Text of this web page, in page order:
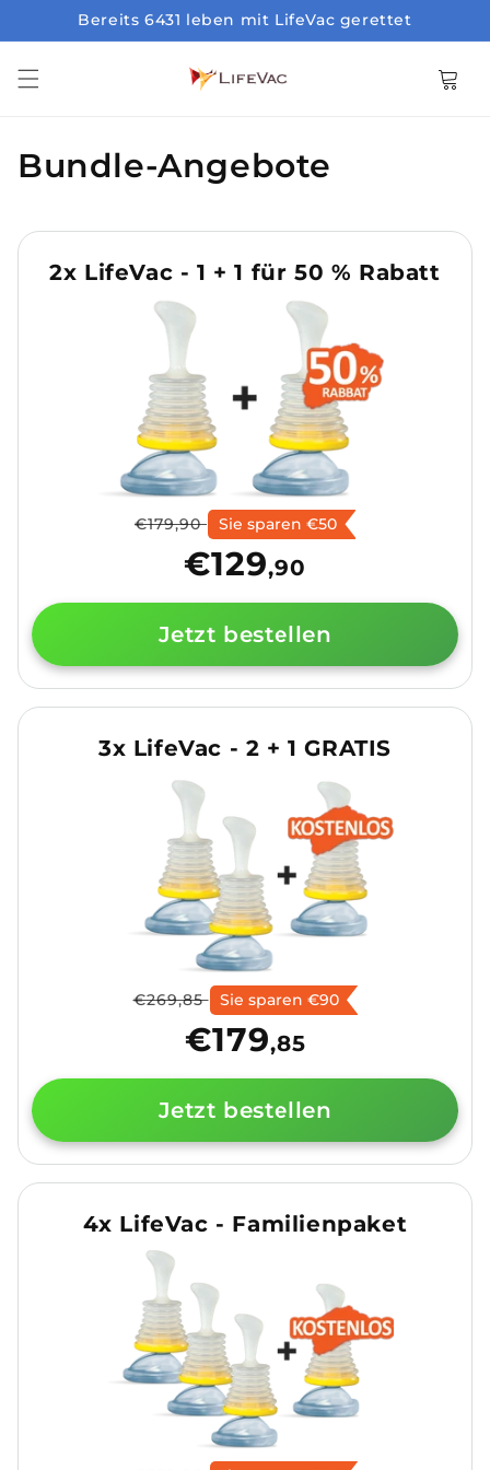
Direkt zum Inhalt
Bereits 6431 leben mit LifeVac gerettet
K
t
Bundle-Angebote
2x LifeVac - 1 + 1 für 50 % Rabatt
Normaler
Preis
€179,90 Sie sparen €50
Verkaufspreis
€129,90
Jetzt bestellen
3x LifeVac - 2 + 1 GRATIS
Normaler
Preis
€269,85 Sie sparen €90
Verkaufspreis
€179,85
Jetzt bestellen
4x LifeVac - Familienpaket